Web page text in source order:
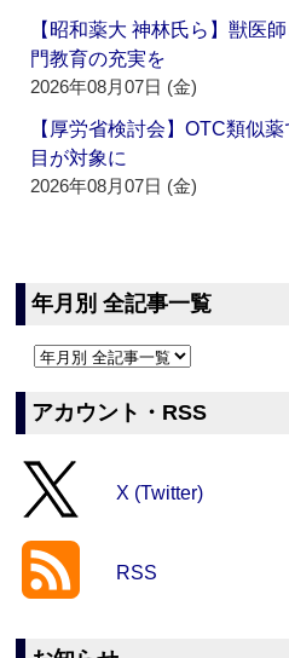
【昭和薬大 神林氏ら】獣医
門教育の充実を
2026年08月07日 (金)
【厚労省検討会】OTC類似
目が対象に
2026年08月07日 (金)
年月別 全記事一覧
アカウント・RSS
X (Twitter)
RSS